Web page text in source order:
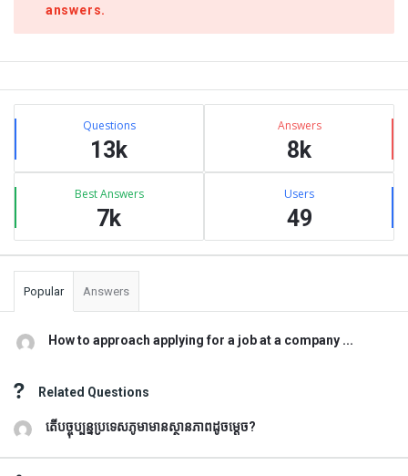
answers.
Sidebar
Stats Questions
13k
Answers
8k
Best Answers
7k
Users
49
Popular Answers
How to approach applying for a job at a company ...
Related Questions
តើបច្ចុប្បន្នប្រទេសភូមាមានស្ថានភាពដូចម្តេច?